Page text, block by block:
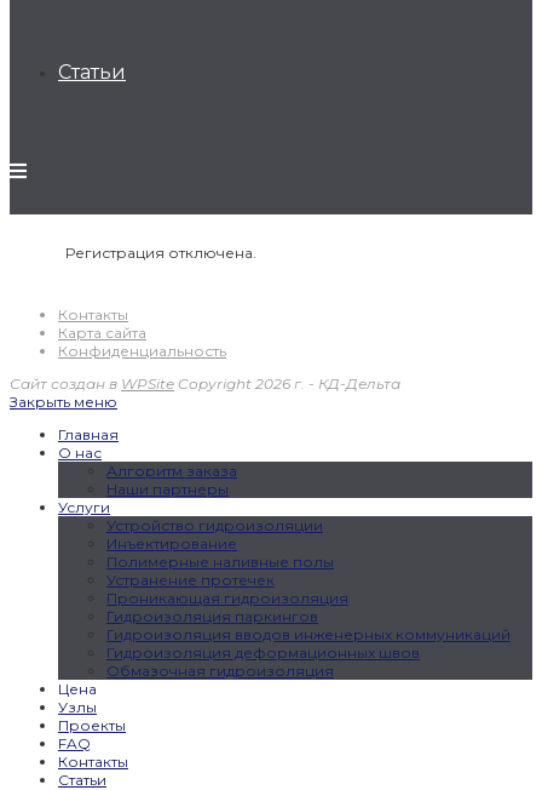
Статьи
Регистрация отключена.
Контакты
Карта сайта
Конфиденциальность
Сайт создан в WPSite Copyright 2026 г. - КД-Дельта
Закрыть меню
Главная
О нас
Алгоритм заказа
Наши партнеры
Услуги
Устройство гидроизоляции
Инъектирование
Полимерные наливные полы
Устранение протечек
Проникающая гидроизоляция
Гидроизоляция паркингов
Гидроизоляция вводов инженерных коммуникаций
Гидроизоляция деформационных швов
Обмазочная гидроизоляция
Цена
Узлы
Проекты
FAQ
Контакты
Статьи